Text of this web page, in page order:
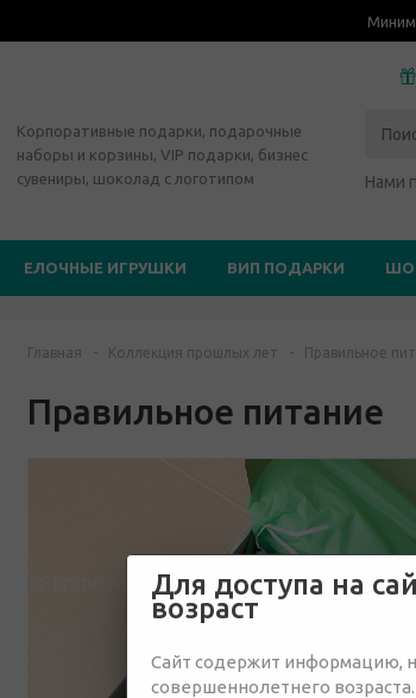
Корпоративные подарки, подарочные
наборы и корзины, VIP подарки, бизнес
сувениры, шоколад с логотипом
Нами
ЕЛОЧНЫЕ ИГРУШКИ ВИП ПОДАРКИ
Главная - Коллекция прошлых лет - Правильное
Правильное питание
Для доступа на
возраст
Сайт содержит информацию,
совершеннолетнего